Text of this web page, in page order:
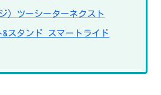
）ツーシーターネクスト
&スタンド スマートライド